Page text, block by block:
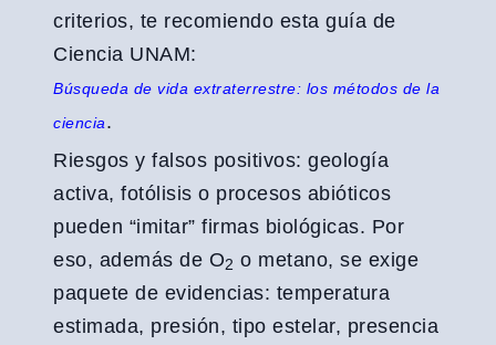
criterios, te recomiendo esta guía de
Ciencia UNAM:
Búsqueda de vida extraterrestre: los métodos de la
ciencia.
Riesgos y falsos positivos: geología
activa, fotólisis o procesos abióticos
pueden “imitar” firmas biológicas. Por
eso, además de O2 o metano, se exige
paquete de evidencias: temperatura
estimada, presión, tipo estelar, presencia